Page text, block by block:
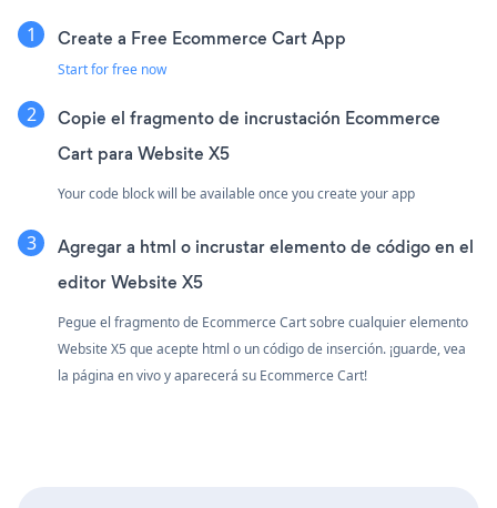
Create a Free Ecommerce Cart App
Start for free now
Copie el fragmento de incrustación Ecommerce
Cart para Website X5
Your code block will be available once you create your app
Agregar a html o incrustar elemento de código en el
editor Website X5
Pegue el fragmento de Ecommerce Cart sobre cualquier elemento
Website X5 que acepte html o un código de inserción. ¡guarde, vea
la página en vivo y aparecerá su Ecommerce Cart!